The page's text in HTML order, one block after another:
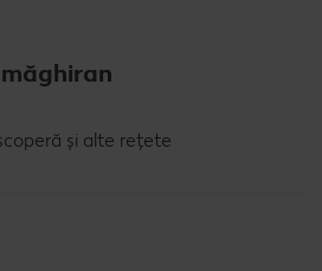
și alte rețete